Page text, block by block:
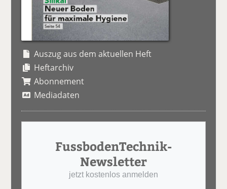
Auszug aus dem aktuellen Heft
Heftarchiv
Abonnement
Mediadaten
FussbodenTechnik-
Newsletter
jetzt kostenlos anmelden